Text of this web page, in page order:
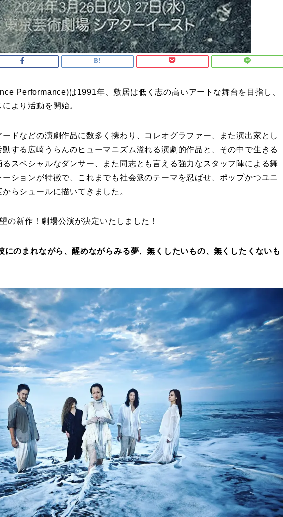
Performance)は1991年、敷居は低く志の高いアートな舞台を目指し、
より活動を開始。
ドなどの演劇作品に数多く携わり、コレオグラファー、また演出家とし
する広崎うらんのヒューマニズム溢れる演劇的作品と、その中で生きる
スペシャルなダンサー、また同志とも言える強力なスタッフ陣による舞
ションが特徴で、これまでも社会派のテーマを忍ばせ、ポップかつユニ
らシュールに描いてきました。
の新作！劇場公演が決定いたしました！
がら、醒めながらみる夢、無くしたいもの、無くしたくないも